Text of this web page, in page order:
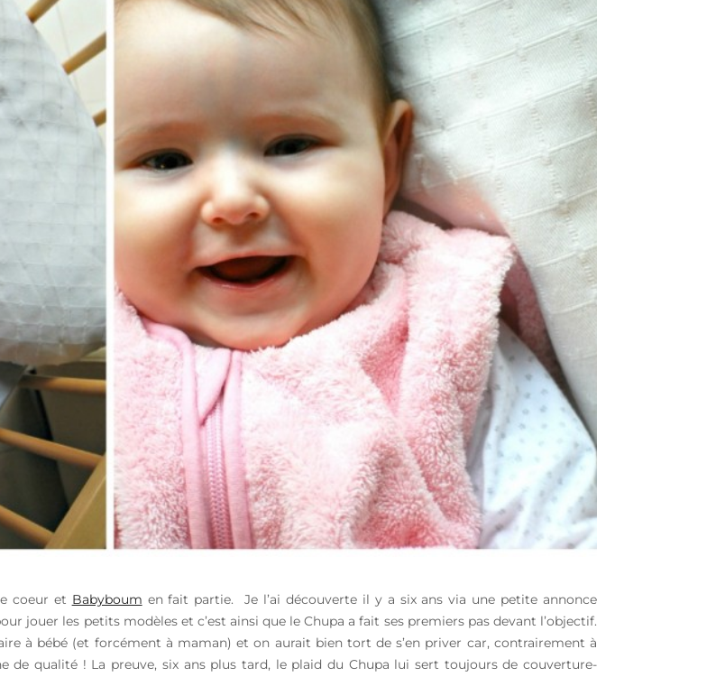
coeur et Babyboum en fait partie. Je l’ai découverte il y a six ans via une petite annonce
jouer les petits modèles et c’est ainsi que le Chupa a fait ses premiers pas devant l’objectif.
à bébé (et forcément à maman) et on aurait bien tort de s’en priver car, contrairement à
de qualité ! La preuve, six ans plus tard, le plaid du Chupa lui sert toujours de couverture-